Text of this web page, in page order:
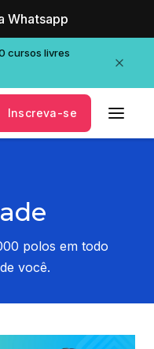
Whatsapp
cursos livres
Inscreva-se
polos em todo
você.